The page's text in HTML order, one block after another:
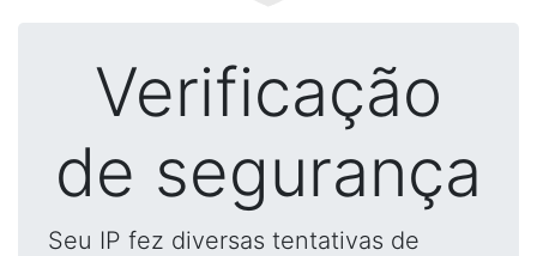
Verificação
de segurança
Seu IP fez diversas tentativas de